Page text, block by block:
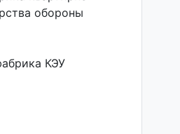
обороны
КЭУ